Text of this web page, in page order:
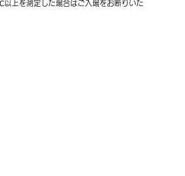
上を測定した場合はご入場をお断りいた